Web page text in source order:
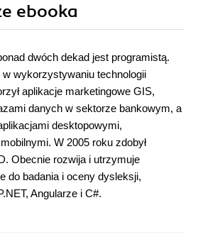
ebooka
dwóch dekad jest programistą.
w wykorzystywaniu technologii
aplikacje marketingowe GIS,
danych w sektorze bankowym, a
desktopowymi,
W 2005 roku zdobył
Obecnie rozwija i utrzymuje
do badania i oceny dysleksji,
Angularze i C#.